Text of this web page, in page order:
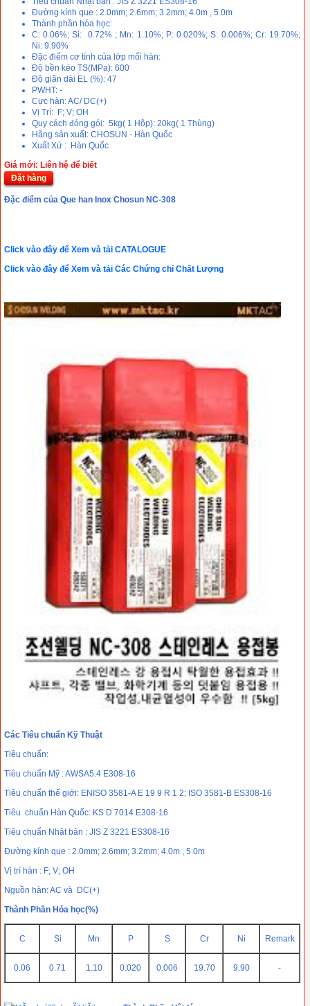
Đường kính que : 2.0mm; 2.6mm; 3.2mm; 4.0m , 5.0m
Thành phần hóa học:
C: 0.06%; Si: 0.72% ; Mn: 1.10%; P: 0.020%; S: 0.006%; Cr: 19.70%;
Ni: 9.90%
Đặc điểm cơ tính của lớp mối hàn:
Độ bền kéo TS(MPa): 600
Độ giãn dài EL (%): 47
PWHT: -
Cực hàn: AC/ DC(+)
Vị Trí: F; V; OH
Quy cách đóng gói: 5kg( 1 Hôp): 20kg( 1 Thùng)
Hãng sản xuất: CHOSUN - Hàn Quốc
Xuất Xứ : Hàn Quốc
Giá mới: Liên hệ để biết
Đặt hàng
Đặc điểm của Que han Inox Chosun NC-308
Click vào đây để Xem và tải CATALOGUE
Click vào đây để Xem và tải Các Chứng chỉ Chất Lượng
Các Tiêu chuẩn Kỹ Thuật
Tiêu chuẩn:
Tiêu chuẩn Mỹ : AWSA5.4 E308-16
Tiêu chuẩn thế giới: ENISO 3581-A E 19 9 R 1 2; ISO 3581-B ES308-16
Tiêu chuẩn Hàn Quốc: KS D 7014 E308-16
Tiêu chuẩn Nhật bản : JIS Z 3221 ES308-16
Đường kính que : 2.0mm; 2.6mm; 3.2mm; 4.0m , 5.0m
Vị trí hàn : F; V; OH
Nguồn hàn: AC và DC(+)
Thành Phần Hóa học(%)
C Si Mn P S Cr Ni Remark
0.06 0.71 1.10 0.020 0.006 19.70 9.90 -